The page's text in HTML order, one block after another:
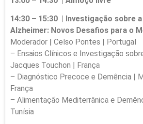
14:30 – 15:30 | Investigação sobre
Alzheimer: Novos Desafios para o
Moderador | Celso Pontes | Portugal
– Ensaios Clínicos e Investigação
Jacques Touchon | França
– Diagnóstico Precoce e Demência |
França
– Alimentação Mediterrânica e
Tunísia